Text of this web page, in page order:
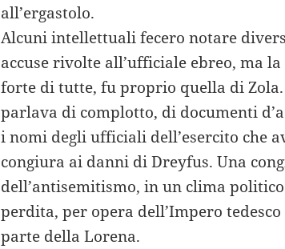
all’ergastolo.
Alcuni intellettuali fecero notare
accuse rivolte all’ufficiale ebreo, ma
forte di tutte, fu proprio quella di Zola.
parlava di complotto, di documenti
i nomi degli ufficiali dell’esercito che
congiura ai danni di Dreyfus. Una
dell’antisemitismo, in un clima
perdita, per opera dell’Impero
parte della Lorena.